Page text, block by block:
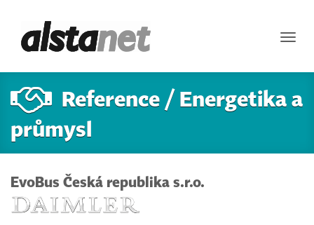
Reference / Energetika a
průmysl
EvoBus Česká republika s.r.o.